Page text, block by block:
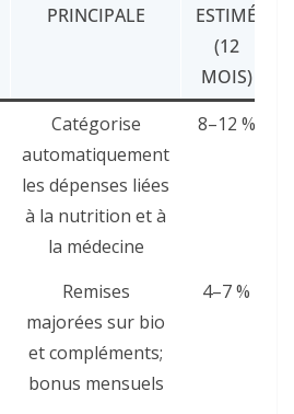
PRINCIPALE
ESTIMÉ
(12
MOIS)
Catégorise
automatiquement
les dépenses liées
à la nutrition et à
la médecine
8–12 %
Remises
majorées sur bio
et compléments;
bonus mensuels
4–7 %